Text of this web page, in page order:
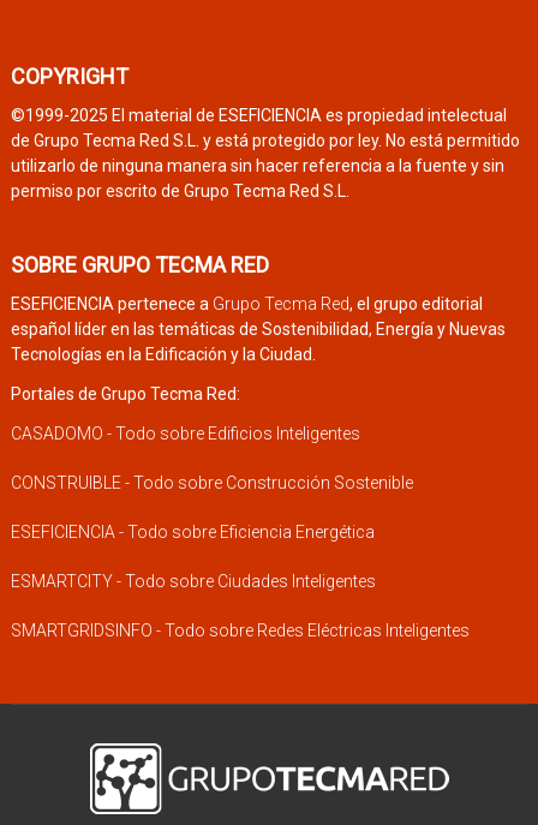
COPYRIGHT
©1999-2025 El material de ESEFICIENCIA es propiedad intelectual
de Grupo Tecma Red S.L. y está protegido por ley. No está permitido
utilizarlo de ninguna manera sin hacer referencia a la fuente y sin
permiso por escrito de Grupo Tecma Red S.L.
SOBRE GRUPO TECMA RED
ESEFICIENCIA pertenece a Grupo Tecma Red, el grupo editorial
español líder en las temáticas de Sostenibilidad, Energía y Nuevas
Tecnologías en la Edificación y la Ciudad.
Portales de Grupo Tecma Red:
CASADOMO - Todo sobre Edificios Inteligentes
CONSTRUIBLE - Todo sobre Construcción Sostenible
ESEFICIENCIA - Todo sobre Eficiencia Energética
ESMARTCITY - Todo sobre Ciudades Inteligentes
SMARTGRIDSINFO - Todo sobre Redes Eléctricas Inteligentes